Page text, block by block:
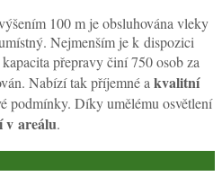
100 m je obsluhována vleky
Nejmenším je k dispozici
přepravy činí 750 osob za
Nabízí tak příjemné a kvalitní
podmínky. Díky umělému osvětlení
v areálu.